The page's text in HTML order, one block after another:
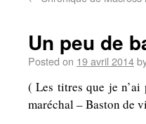
Un peu de
Posted on 19 avril 2014
( Les titres que je n’ai
maréchal – Baston de